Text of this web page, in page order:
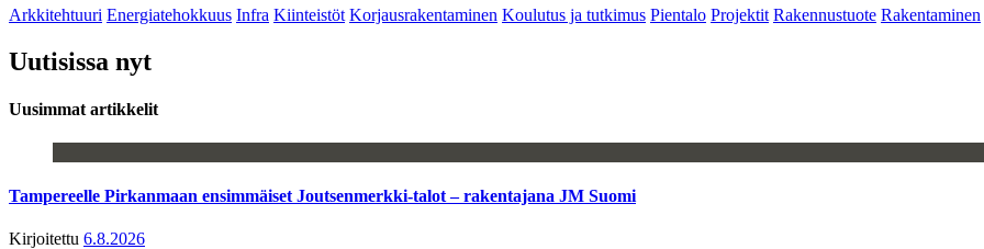
Arkkitehtuuri Energiatehokkuus Infra Kiinteistöt Korjausrakentaminen Koulutus ja tutkimus Pientalo Projektit Rakennustuote Rakentaminen
Uutisissa nyt
Uusimmat artikkelit
Tampereelle Pirkanmaan ensimmäiset Joutsenmerkki-talot – rakentajana JM Suomi
Kirjoitettu 6.8.2026